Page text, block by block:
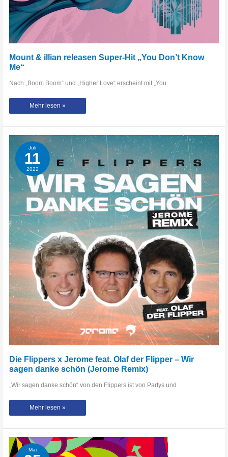
Mount & illian releasen Super-Hit „You Don’t Know
Me“
Nach „Boom Boom“ und „Higher Love“ erscheint mit „You
Mount
Super-
Don’t
Know
Me“
Mehr lesen »
Juli
11
2022
Die Flippers x Jerome feat. Olaf der Flipper – Wir
sagen danke schön (Jerome Remix)
„Wir sagen danke schön“ von den Flippers ist von Partys und
Die
feat.
der
Flipper
–
Mehr lesen »
Mai